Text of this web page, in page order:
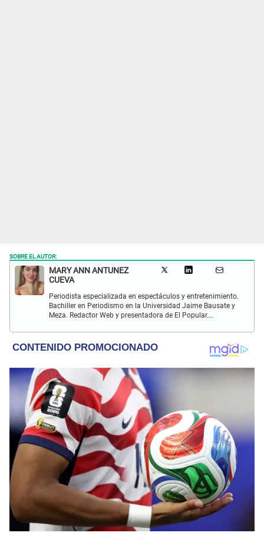
SOBRE EL AUTOR:
MARY ANN ANTUNEZ
CUEVA
Periodista especializada en espectáculos y entretenimiento.
Bachiller en Periodismo en la Universidad Jaime Bausate y
Meza. Redactor Web y presentadora de El Popular.
y espectáculos internacional.